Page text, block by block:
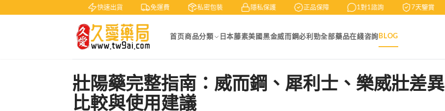
快速出貨 免運費 私密包裝 隱私保護 正品保障 1對1諮詢 7天鑒賞
首页 商品分類 日本藤素美國黑金威而鋼必利勁全部藥品在綫咨詢 BLOG
壯陽藥完整指南：威而鋼、犀利士、樂威壯差異
比較與使用建議